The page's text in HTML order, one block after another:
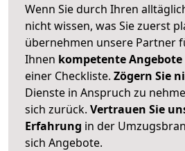
Wenn Sie durch Ihren
nicht wissen, was Sie zuerst
übernehmen unsere Partner
Ihnen kompetente Angebote
einer Checkliste. Zögern Sie
Dienste in Anspruch zu
sich zurück. Vertrauen Sie
Erfahrung in der
sich Angebote.